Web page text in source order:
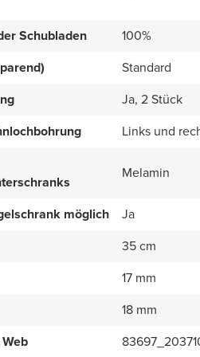
Schubladen
100%
Standard
Ja, 2 Stück
Links und
Melamin
möglich
Ja
35 cm
17 mm
18 mm